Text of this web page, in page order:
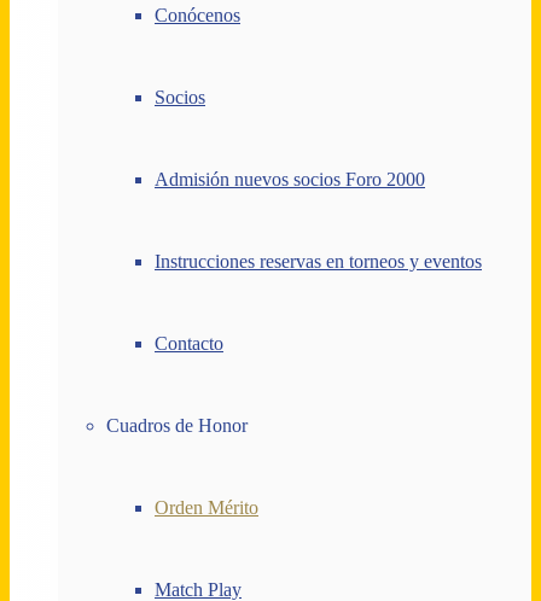
Conócenos
Socios
Admisión nuevos socios Foro 2000
Instrucciones reservas en torneos y eventos
Contacto
Cuadros de Honor
Orden Mérito
Match Play